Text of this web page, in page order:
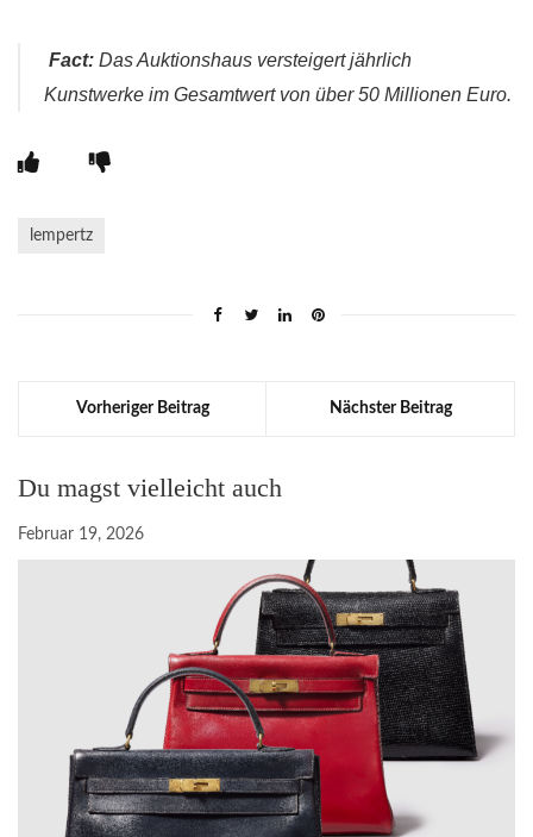
Fact: Das Auktionshaus versteigert jährlich
Kunstwerke im Gesamtwert von über 50 Millionen Euro.
lempertz
Vorheriger Beitrag Nächster Beitrag
Du magst vielleicht auch
Februar 19, 2026